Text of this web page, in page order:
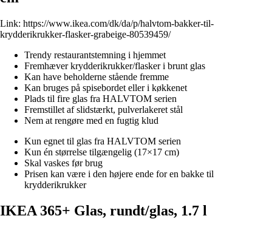
Link: https://www.ikea.com/dk/da/p/halvtom-bakker-til-
krydderikrukker-flasker-grabeige-80539459/
Trendy restaurantstemning i hjemmet
Fremhæver krydderikrukker/flasker i brunt glas
Kan have beholderne stående fremme
Kan bruges på spisebordet eller i køkkenet
Plads til fire glas fra HALVTOM serien
Fremstillet af slidstærkt, pulverlakeret stål
Nem at rengøre med en fugtig klud
Kun egnet til glas fra HALVTOM serien
Kun én størrelse tilgængelig (17×17 cm)
Skal vaskes før brug
Prisen kan være i den højere ende for en bakke til
krydderikrukker
IKEA 365+ Glas, rundt/glas, 1.7 l